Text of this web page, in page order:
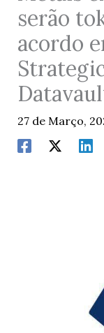
serão
acordo
27 de Março,